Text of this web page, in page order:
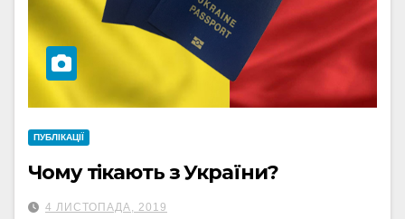
ПУБЛІКАЦІЇ
Чому тікають з України?
4 ЛИСТОПАДА, 2019